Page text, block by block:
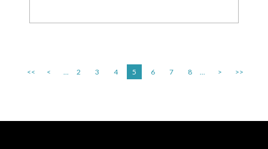
<< < ... 2 3 4 5 6 7 8 ... > >>